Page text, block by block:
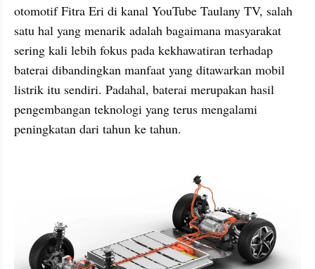
otomotif Fitra Eri di kanal YouTube Taulany TV, salah
satu hal yang menarik adalah bagaimana masyarakat
sering kali lebih fokus pada kekhawatiran terhadap
baterai dibandingkan manfaat yang ditawarkan mobil
listrik itu sendiri. Padahal, baterai merupakan hasil
pengembangan teknologi yang terus mengalami
peningkatan dari tahun ke tahun.